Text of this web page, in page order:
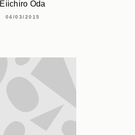
Eiichiro Oda
04/03/2015